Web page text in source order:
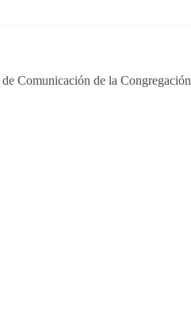
Comunicación de la